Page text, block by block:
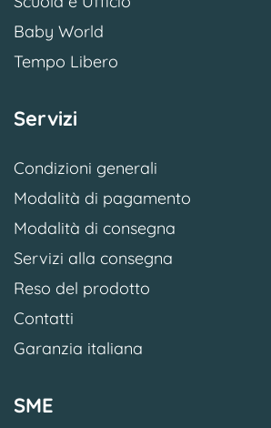
Baby World
Tempo Libero
Servizi
Condizioni generali
Modalità di pagamento
Modalità di consegna
Servizi alla consegna
Reso del prodotto
Contatti
Garanzia italiana
SME